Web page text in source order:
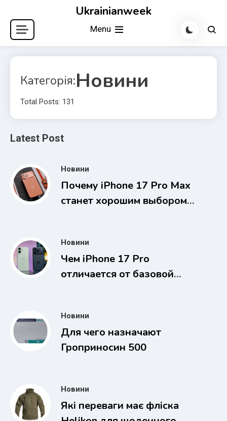
content
Ukrainianweek
Menu
Категорія:Новини
Total Posts: 131
Latest Post
Новини
Почему iPhone 17 Pro Max
станет хорошим выбором
Новини
Чем iPhone 17 Pro
отличается от базовой
Новини
Для чего назначают
Гроприносин 500
Новини
Які переваги має фліска